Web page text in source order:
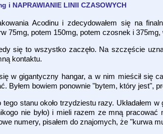
i NAPRAWIANIE LINII CZASOWYCH
Acodinu i zdecydowałem się na
75mg, potem 150mg, potem czosnek i
się to wszystko zaczęło. Na szczęście
kontaktu.
w gigantyczny hangar, a w nim mieścił się
Byłem bowiem ponownie "bytem, który
tego stanu około trzydziestu razy. Układałem
nie było) i mieli razem ze mną pracować
numery, pisałem do znajomych, że "kurwa